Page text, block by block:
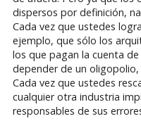
dispersos por definición,
Cada vez que ustedes
ejemplo, que sólo los
los que pagan la cuenta
depender de un
Cada vez que ustedes
cualquier otra industria
responsables de sus